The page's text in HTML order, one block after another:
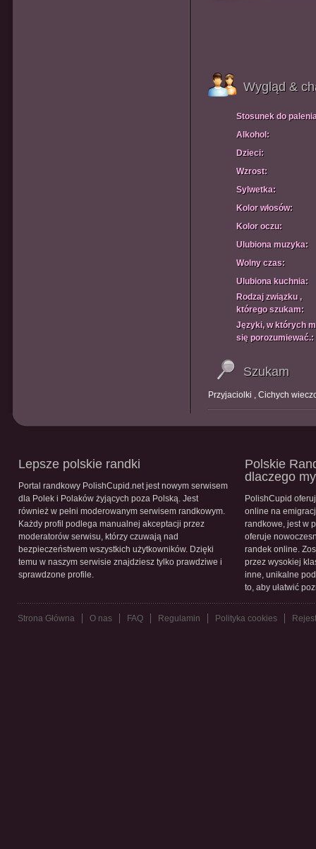
Wygląd &
Stosunek do
Alkohol:
Dzieci:
Wzrost:
Sylwetka:
Kolor włosów:
Kolor oczu:
Ulubiona muzyka:
Wolny czas:
Ulubiona kuchnia:
Rodzaj związku ,
którego szukam:
Języki, w których
się porozumiewać.:
Szukam
Przyjaciolki , Cichych
Lepsze polskie randki
Portal randkowy PolishCupid.net jest nowym serwisem
dla Polek i Polaków żyjących poza Polską. Jest
również w pełni moderowanym serwisem randkowym.
Każdy profil podlega manualnej akceptacji przez
moderatorów serwisu, którzy czuwają nad
bezpieczeństwem wszystkich użytkowników. Dzięki
temu w naszym serwisie znajdziesz tylko prawdziwe i
sprawdzone profile.
Polskie
dlaczego
PolishCupid
online na
randkowe, jest w
oferuje
randek online.
przez wysokiej
inne, unikalne
to, aby ułatwić
Strona Główna O nas FAQ Regulamin Polityka cookies